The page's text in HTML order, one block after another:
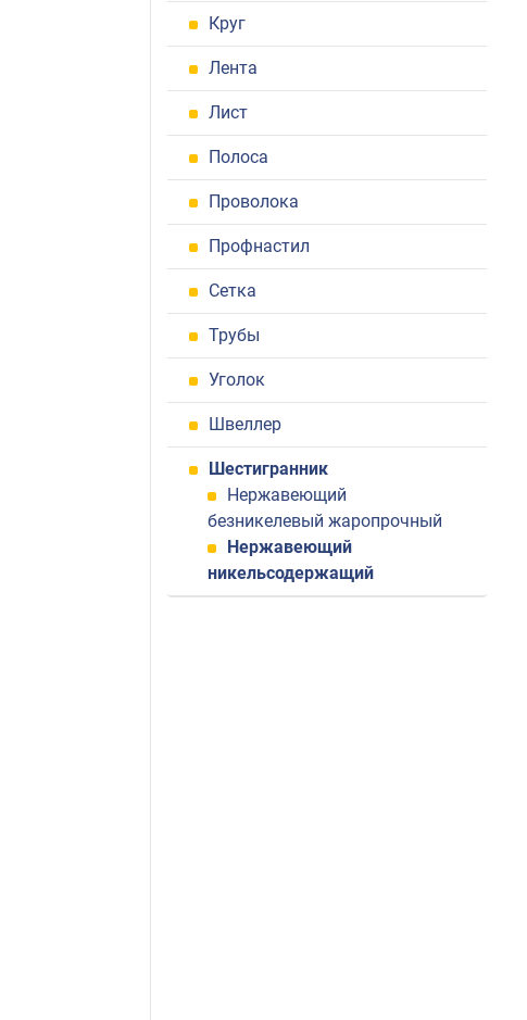
Круг
Лента
Лист
Полоса
Проволока
Профнастил
Сетка
Трубы
Уголок
Швеллер
Шестигранник
Нержавеющий
безникелевый жаропрочный
Нержавеющий
никельсодержащий